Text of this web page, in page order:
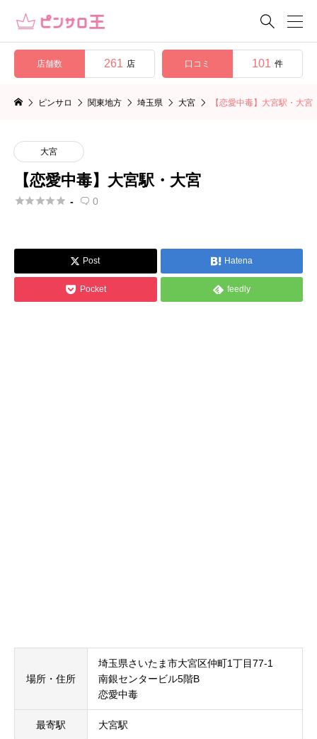

店舗数 261 店 口コミ 101 件
ピンサロ 関東地方 埼玉県 大宮 【恋愛中毒】大宮駅・大宮
大宮
【恋愛中毒】大宮駅・大宮
 -  0
 Post  Hatena
 Pocket  feedly
場所・住所
埼玉県さいたま市大宮区仲町1丁目77-1
南銀センタービル5階B
恋愛中毒
最寄駅 大宮駅